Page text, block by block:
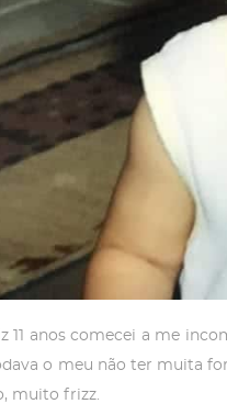
11 anos comecei a me
o meu não ter muita
muito frizz.